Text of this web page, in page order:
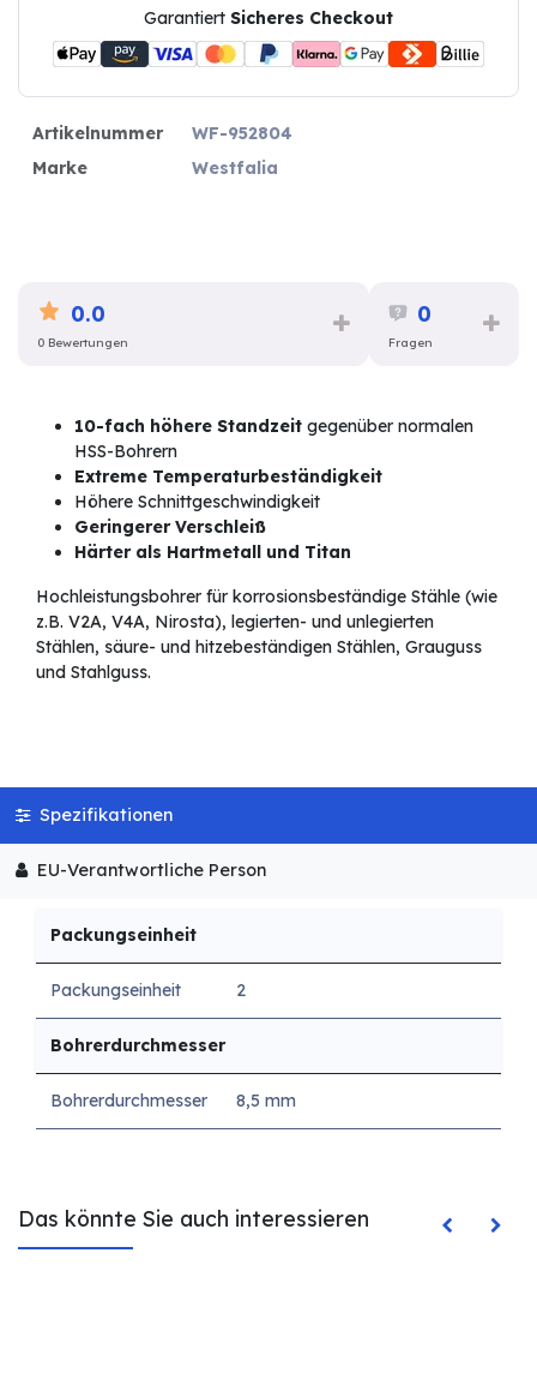
Garantiert Sicheres Checkout
Artikelnummer
WF-952804
Marke
Westfalia
0.0
0 Bewertungen
0
Fragen
10-fach höhere Standzeit gegenüber normalen
HSS-Bohrern
Extreme Temperaturbeständigkeit
Höhere Schnittgeschwindigkeit
Geringerer Verschleiß
Härter als Hartmetall und Titan
Hochleistungsbohrer für korrosionsbeständige Stähle (wie
z.B. V2A, V4A, Nirosta), legierten- und unlegierten
Stählen, säure- und hitzebeständigen Stählen, Grauguss
und Stahlguss.
Spezifikationen
EU-Verantwortliche Person
Packungseinheit
Packungseinheit 2
Bohrerdurchmesser
Bohrerdurchmesser 8,5 mm
Das könnte Sie auch interessieren